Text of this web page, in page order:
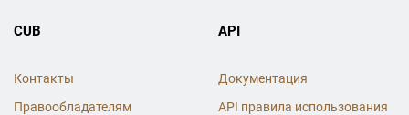
CUB
Контакты
Правообладателям
API
Документация
API правила использования